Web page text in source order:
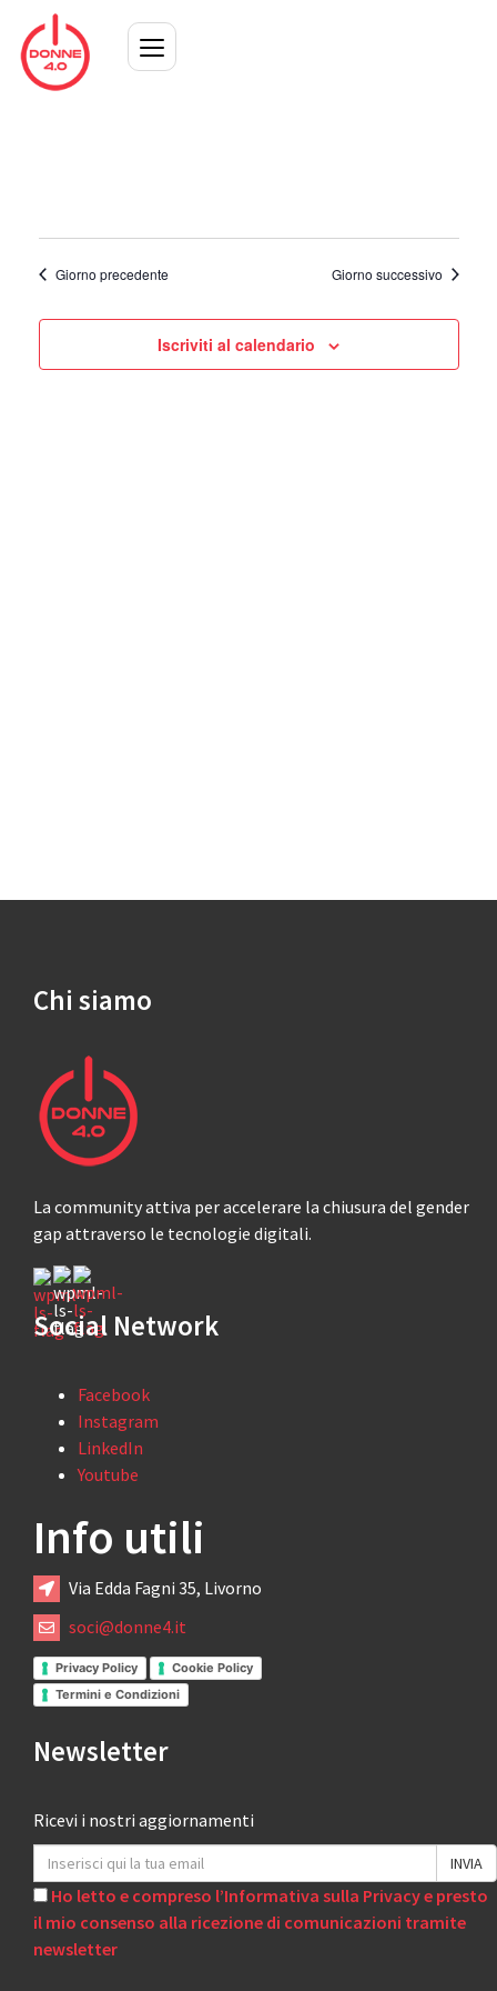
Giorno precedente Giorno successivo
Iscriviti al calendario
Chi siamo
La community attiva per accelerare la chiusura del gender
gap attraverso le tecnologie digitali.
Social Network
Facebook
Instagram
LinkedIn
Youtube
Info utili
Via Edda Fagni 35, Livorno
soci@donne4.it
Privacy Policy
Cookie Policy
Termini e Condizioni
Newsletter
Ricevi i nostri aggiornamenti
Ho letto e compreso l’Informativa sulla Privacy e presto
il mio consenso alla ricezione di comunicazioni tramite
newsletter